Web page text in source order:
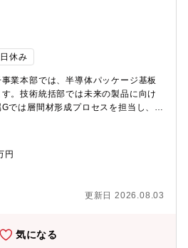
休み
事業本部では、半導体パッケージ基板
。技術統括部では未来の製品に向け
では層間材形成プロセスを担当し、プ
、大型化、多様化に伴い、絶縁層を
頼性を求められています。量産予定
に微細配線部への樹脂成型における
の探索及び工法の検討と実施を行っ
（43）【業務の魅力】・これまでの
るため、デバイスに必要となる全プ
おり、技術基盤が広く自身のスキル
円
更新日 2026.08.03
気になる